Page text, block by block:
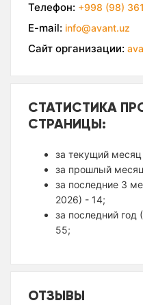
Телефон: +998 (98)
E-mail: info@avant.uz
Сайт организации:
СТАТИСТИКА
СТРАНИЦЫ:
за текущий
за прошлый
за последние 3
2026) - 14;
за последний
55;
ОТЗЫВЫ